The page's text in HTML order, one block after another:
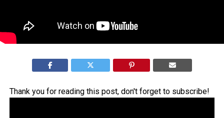
Thank you for reading this post, don't forget to subscribe!